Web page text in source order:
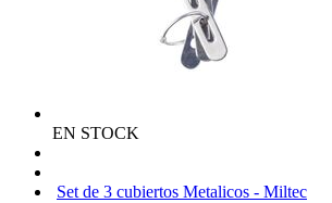
EN STOCK
Set de 3 cubiertos Metalicos - Miltec